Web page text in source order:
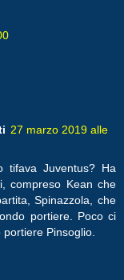
27 marzo 2019 alle
tifava Juventus? Ha
compreso Kean che
Spinazzola, che
portiere. Poco ci
Pinsoglio.